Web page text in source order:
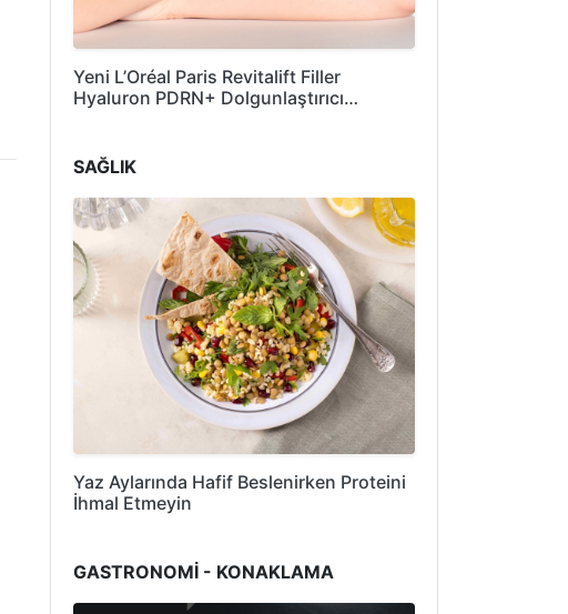
Yeni L’Oréal Paris Revitalift Filler
Hyaluron PDRN+ Dolgunlaştırıcı…
SAĞLIK
Yaz Aylarında Hafif Beslenirken Proteini
İhmal Etmeyin
GASTRONOMİ - KONAKLAMA